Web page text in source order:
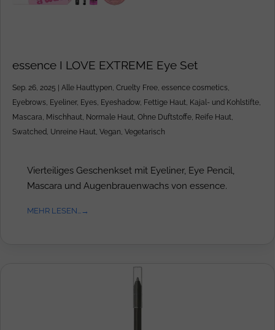
essence I LOVE EXTREME Eye Set
Sep. 26, 2025 Alle Hauttypen, Cruelty Free, essence cosmetics,
Eyebrows, Eyeliner, Eyes, Eyeshadow, Fettige Haut, Kajal- und Kohlstifte,
Mascara, Mischhaut, Normale Haut, Ohne Duftstoffe, Reife Haut,
Swatched, Unreine Haut, Vegan, Vegetarisch
Vierteiliges Geschenkset mit Eyeliner, Eye Pencil,
Mascara und Augenbrauenwachs von essence.
MEHR LESEN...